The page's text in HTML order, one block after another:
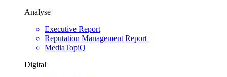
Analyse
Executive Report
Reputation Management Report
MediaTopiQ
Digital